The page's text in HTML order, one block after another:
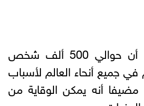
وذكر تيدروس، أن حوالي 500 ألف شخص
جميع أنحاء العالم لأسباب
مضيفا أنه يمكن الوقاية من